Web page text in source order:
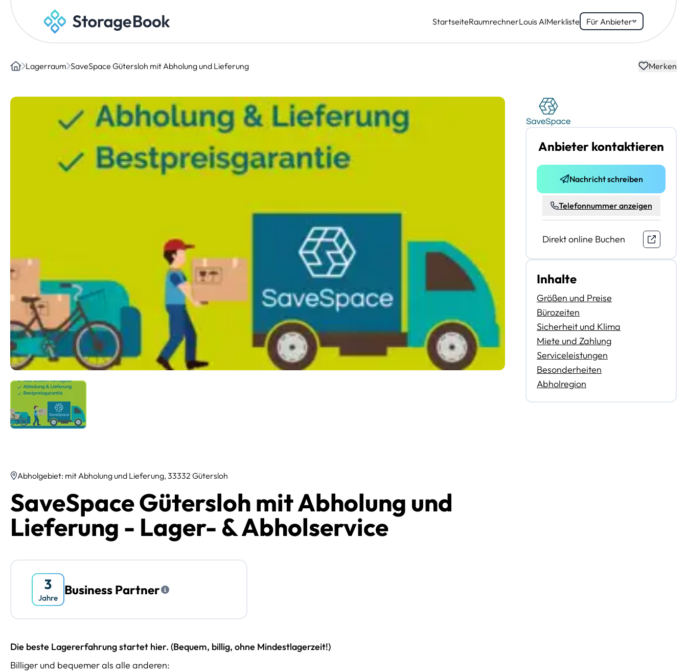
StartseiteRaumrechnerLouis AIMerkliste Für Anbieter
Lagerraum SaveSpace Gütersloh mit Abholung und Lieferung Merken
Abholgebiet: mit Abholung und Lieferung, 33332 Gütersloh
SaveSpace Gütersloh mit Abholung und
Lieferung - Lager- & Abholservice
Business Partner
Die beste Lagererfahrung startet hier. (Bequem, billig, ohne Mindestlagerzeit!)
Billiger und bequemer als alle anderen:
Anbieter kontaktieren
Nachricht schreiben
Telefonnummer anzeigen
Direkt online Buchen
Inhalte
Größen und Preise
Bürozeiten
Sicherheit und Klima
Miete und Zahlung
Serviceleistungen
Besonderheiten
Abholregion